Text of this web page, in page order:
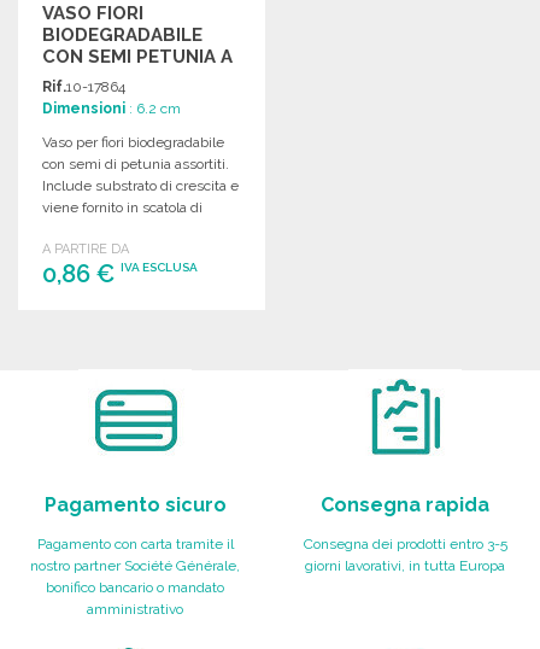
VASO FIORI
BIODEGRADABILE
CON SEMI PETUNIA A
PREZZI
ALL'INGROSSO
Rif.10-17864
Dimensioni : 6.2 cm
Vaso per fiori biodegradabile
con semi di petunia assortiti.
Include substrato di crescita e
viene fornito in scatola di
A PARTIRE DA
0,86 € IVA ESCLUSA
Pagamento sicuro
Pagamento con carta tramite il
nostro partner Société Générale,
bonifico bancario o mandato
amministrativo
Consegna rapida
Consegna dei prodotti entro 3-5
giorni lavorativi, in tutta Europa